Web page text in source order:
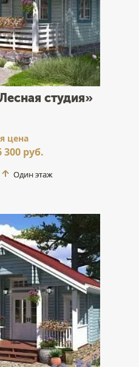
студия»
цена
300 руб.
Один этаж